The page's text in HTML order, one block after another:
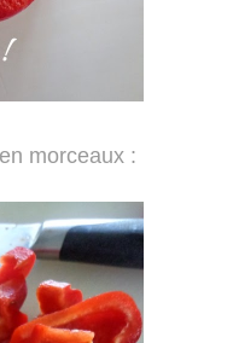
morceaux :